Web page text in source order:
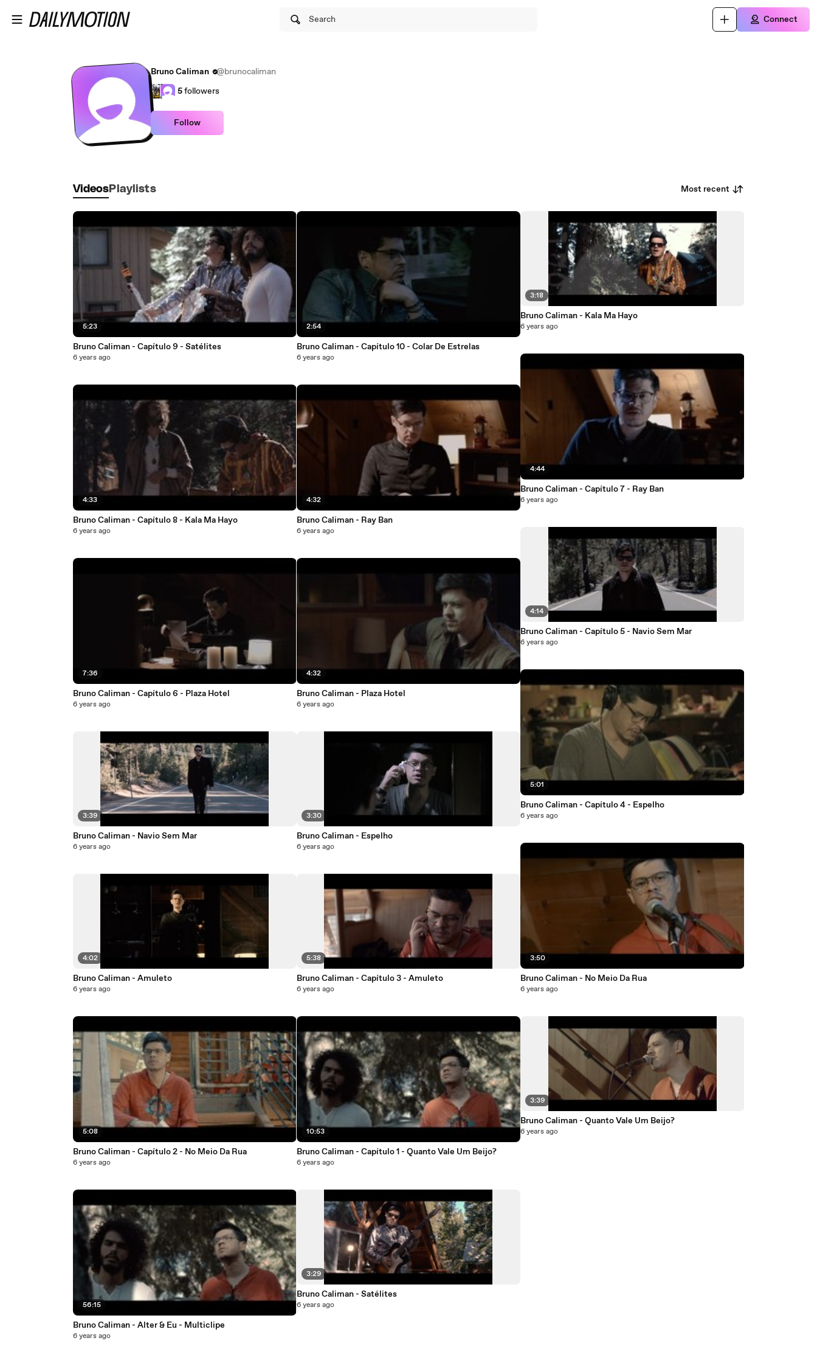
Search Connect
Bruno Caliman
@brunocaliman
5followers
Follow
Videos Playlists Most recent
5:23
Bruno Caliman - Capítulo 9 - Satélites
6 years ago
4:33
Bruno Caliman - Capítulo 8 - Kala Ma Hayo
6 years ago
7:36
Bruno Caliman - Capítulo 6 - Plaza Hotel
6 years ago
3:39
Bruno Caliman - Navio Sem Mar
6 years ago
4:02
Bruno Caliman - Amuleto
6 years ago
5:08
Bruno Caliman - Capítulo 2 - No Meio Da Rua
6 years ago
56:15
Bruno Caliman - Alter & Eu - Multiclipe
6 years ago
2:54
Bruno Caliman - Capítulo 10 - Colar De Estrelas
6 years ago
4:32
Bruno Caliman - Ray Ban
6 years ago
4:32
Bruno Caliman - Plaza Hotel
6 years ago
3:30
Bruno Caliman - Espelho
6 years ago
5:38
Bruno Caliman - Capítulo 3 - Amuleto
6 years ago
10:53
Bruno Caliman - Capítulo 1 - Quanto Vale Um Beijo?
6 years ago
3:29
Bruno Caliman - Satélites
6 years ago
3:18
Bruno Caliman - Kala Ma Hayo
6 years ago
4:44
Bruno Caliman - Capítulo 7 - Ray Ban
6 years ago
4:14
Bruno Caliman - Capítulo 5 - Navio Sem Mar
6 years ago
5:01
Bruno Caliman - Capítulo 4 - Espelho
6 years ago
3:50
Bruno Caliman - No Meio Da Rua
6 years ago
3:39
Bruno Caliman - Quanto Vale Um Beijo?
6 years ago